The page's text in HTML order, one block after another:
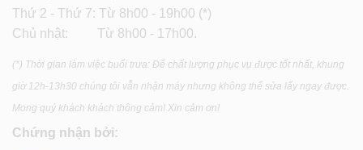
Thứ 2 - Thứ 7: Từ 8h00 - 19h00 (*)
Chủ nhật: Từ 8h00 - 17h00.
(*) Thời gian làm việc buổi trưa: Để chất lượng phục vụ được tốt nhất, khung
giờ 12h-13h30 chúng tôi vẫn nhận máy nhưng không thể sửa lấy ngay được.
Mong quý khách khách thông cảm! Xin cảm ơn!
Chứng nhận bởi: